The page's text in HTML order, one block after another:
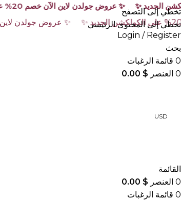
تخطي إلى التصفح
تخطي إلى المحتوى الرئيسي
Login / Register
بحث
0 قائمة الرغبات
0 العنصر 0.00 $
USD
القائمة
0 العنصر 0.00 $
0 قائمة الرغبات